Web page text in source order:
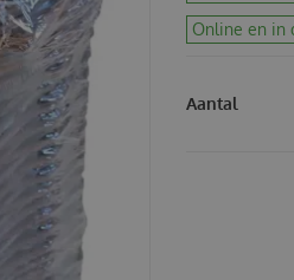
Online en in
Aantal